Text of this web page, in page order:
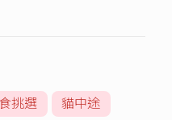
挑選
貓中途